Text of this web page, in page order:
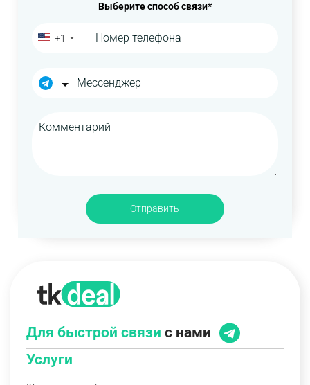
Выберите способ связи*
+1
Отправить
Услуги
Для быстрой связи с нами